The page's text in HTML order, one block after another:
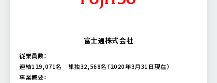
富士通株式会社
従業員数：
連結129,071名 単独32,568名（2020年3月31日現在）
事業概要：